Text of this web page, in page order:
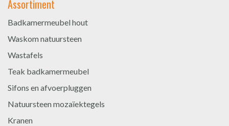
Assortiment
Badkamermeubel hout
Waskom natuursteen
Wastafels
Teak badkamermeubel
Sifons en afvoerpluggen
Natuursteen mozaïektegels
Kranen